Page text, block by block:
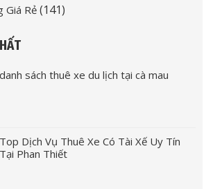
Giá Rẻ(141)
danh sách thuê xe du lịch tại cà mau
Top Dịch Vụ Thuê Xe Có Tài Xế Uy Tín
Tại Phan Thiết